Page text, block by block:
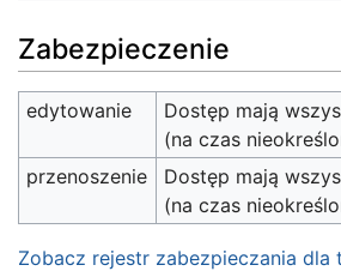
Zabezpieczenie
edytowanie
Dostęp mają
(na czas
przenoszenie
Dostęp mają
(na czas
Zobacz rejestr zabezpieczania dla